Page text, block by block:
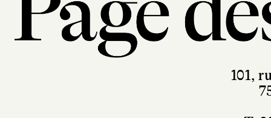
101,